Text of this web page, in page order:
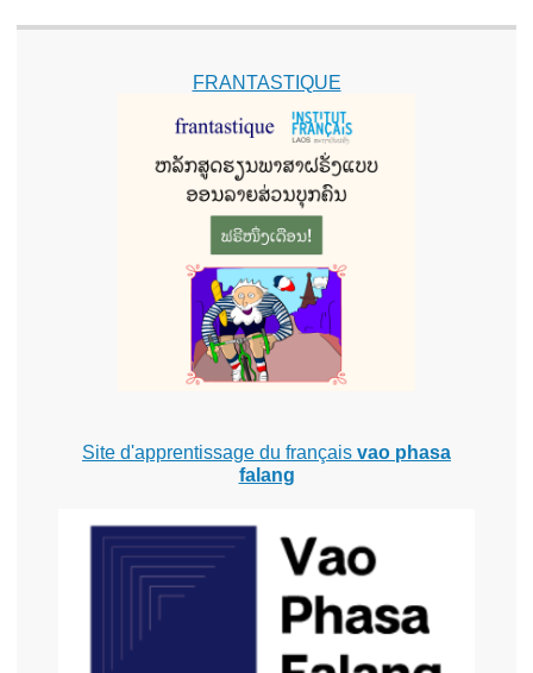
FRANTASTIQUE
Site d'apprentissage du français vao phasa
falang